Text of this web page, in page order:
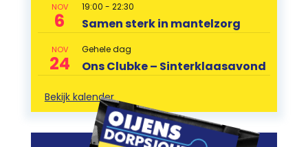
NOV
6
19:00 - 22:30
Samen sterk in mantelzorg
NOV
24
Gehele dag
Ons Clubke – Sinterklaasavond
Bekijk kalender